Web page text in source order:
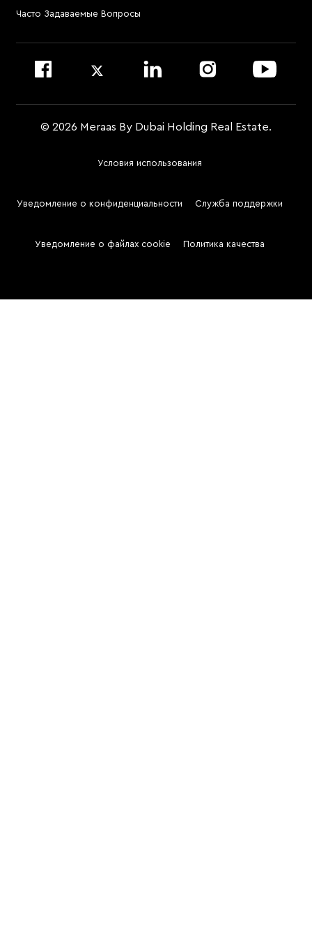
Посетить офис управляющей компании
Часто Задаваемые Вопросы
© 2026 Meraas By Dubai Holding Real Estate.
Two
Условия использования
Уведомление о конфиденциальности Служба поддержки
Уведомление о файлах cookie Политика качества